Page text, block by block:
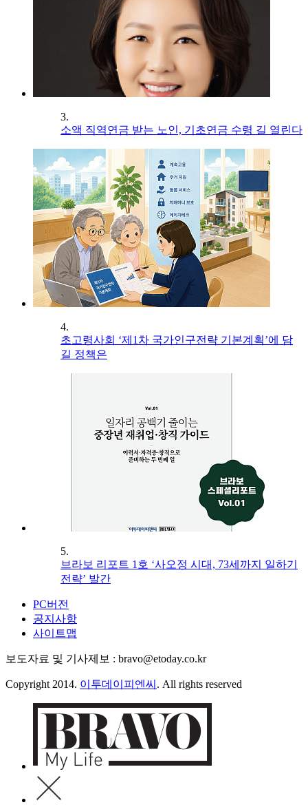
3.
소액 직역연금 받는 노인, 기초연금 수령 길 열린다
4.
초고령사회 ‘제1차 국가인구전략 기본계획’에 담
길 정책은
5.
브라보 리포트 1호 ‘사오정 시대, 73세까지 일하기
전략’ 발간
PC버전
공지사항
사이트맵
보도자료 및 기사제보 : bravo@etoday.co.kr
Copyright 2014. 이투데이피엔씨 . All rights reserved